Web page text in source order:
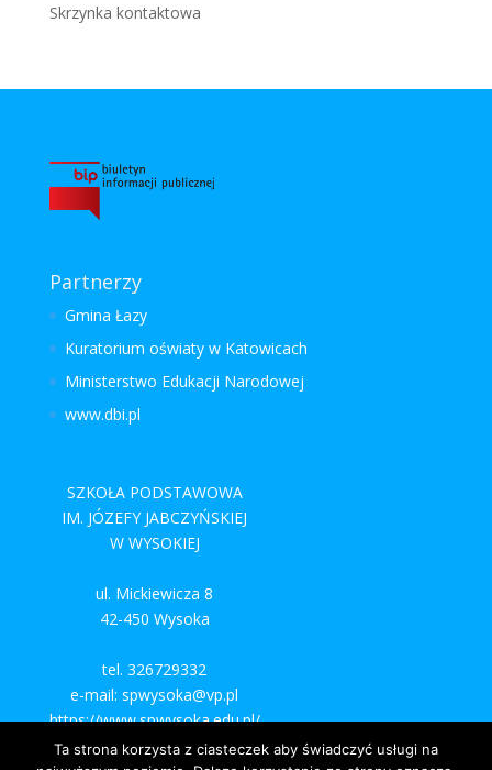
Skrzynka kontaktowa
Partnerzy
Gmina Łazy
Kuratorium oświaty w Katowicach
Ministerstwo Edukacji Narodowej
www.dbi.pl
SZKOŁA PODSTAWOWA
IM. JÓZEFY JABCZYŃSKIEJ
W WYSOKIEJ
ul. Mickiewicza 8
42-450 Wysoka
tel. 326729332
e-mail: spwysoka@vp.pl
https://www.spwysoka.edu.pl/
Ta strona korzysta z ciasteczek aby świadczyć usługi na